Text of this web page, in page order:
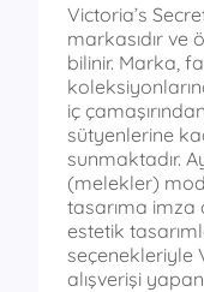
Victoria’s
markasıdır ve
bilinir. Marka,
iç
sütyenlerine
sunmaktadır.
(melekler)
tasarıma imza
estetik
seçenekleriyle
alışverişi